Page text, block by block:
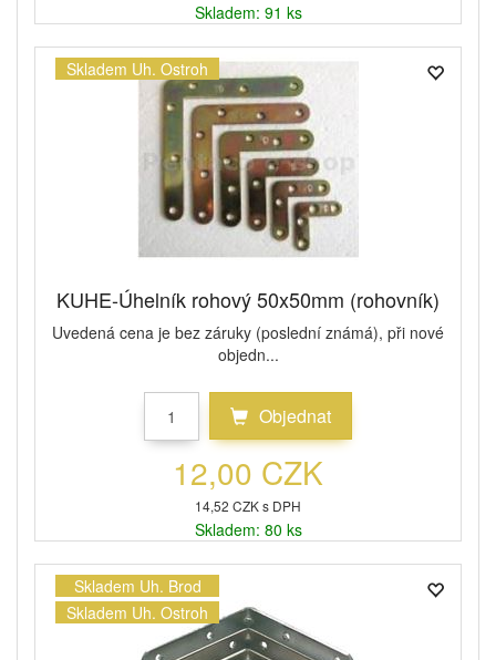
Skladem: 91 ks
Skladem Uh. Ostroh
KUHE-Úhelník rohový 50x50mm (rohovník)
Uvedená cena je bez záruky (poslední známá), při nové
objedn...
Objednat
12,00 CZK
14,52 CZK s DPH
Skladem: 80 ks
Skladem Uh. Brod
Skladem Uh. Ostroh